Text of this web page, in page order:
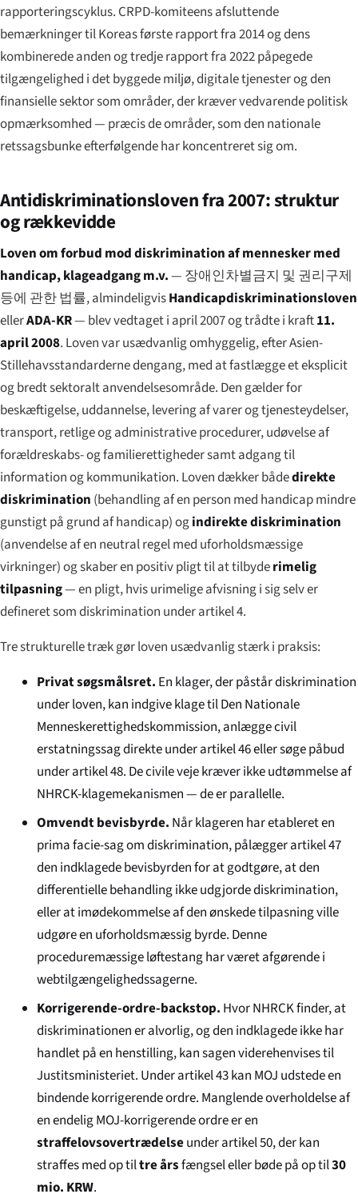
rapporteringscyklus. CRPD-komiteens afsluttende
bemærkninger til Koreas første rapport fra 2014 og dens
kombinerede anden og tredje rapport fra 2022 påpegede
tilgængelighed i det byggede miljø, digitale tjenester og den
finansielle sektor som områder, der kræver vedvarende politisk
opmærksomhed — præcis de områder, som den nationale
retssags­bunke efterfølgende har koncentreret sig om.
Anti­diskriminationsloven fra 2007: struktur
og rækkevidde
Loven om forbud mod diskrimination af mennesker med
handicap, klageadgang m.v.— 장애인차별금지 및 권리구제
등에 관한 법률, almindeligvisHandicapdiskriminationsloven
ellerADA-KR— blev vedtaget i april 2007 og trådte i kraft11.
april 2008. Loven var usædvanlig omhyggelig, efter Asien-
Stillehavs­standarderne dengang, med at fastlægge et eksplicit
og bredt sektoralt anvendelsesområde. Den gælder for
beskæftigelse, uddannelse, levering af varer og tjenesteydelser,
transport, retlige og administrative procedurer, udøvelse af
forældreskabs- og familierettigheder samt adgang til
information og kommunikation. Loven dækker bådedirekte
diskrimination (behandling af en person med handicap mindre
gunstigt på grund af handicap) ogindirekte diskrimination
(anvendelse af en neutral regel med uforholdsmæssige
virkninger) og skaber en positiv pligt til at tilbyderimelig
tilpasning— en pligt, hvis urimelige afvisning i sig selv er
defineret som diskrimination under artikel 4.
Tre strukturelle træk gør loven usædvanlig stærk i praksis:
Privat søgsmålsret. En klager, der påstår diskrimination
under loven, kan indgive klage til Den Nationale
Menneskerettigheds­kommission, anlægge civil
erstatningssag direkte under artikel 46 eller søge påbud
under artikel 48. De civile veje kræver ikke udtømmelse af
NHRCK-klagemekanismen — de er parallelle.
Omvendt bevisbyrde. Når klageren har etableret en
prima facie-sag om diskrimination, pålægger artikel 47
den indklagede bevisbyrden for at godtgøre, at den
differentielle behandling ikke udgjorde diskrimination,
eller at imødekommelse af den ønskede tilpasning ville
udgøre en uforholdsmæssig byrde. Denne
proceduremæssige løftestang har været afgørende i
webtilgængeligheds­sagerne.
Korrigerende-ordre-backstop. Hvor NHRCK finder, at
diskriminationen er alvorlig, og den indklagede ikke har
handlet på en henstilling, kan sagen viderehenvises til
Justitsministeriet. Under artikel 43 kan MOJ udstede en
bindende korrigerende ordre. Manglende overholdelse af
en endelig MOJ-korrigerende ordre er en
straffelovsovertrædelseunder artikel 50, der kan
straffes med op tiltre årsfængsel eller bøde på op til30
mio. KRW.